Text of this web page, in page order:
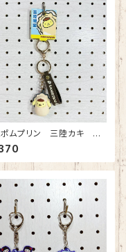
ポムプリン 三陸カキ ラ